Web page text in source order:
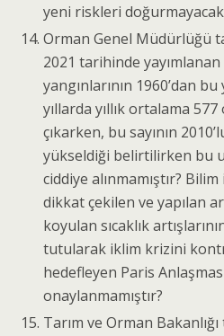
yeni riskleri doğurmayacak
Orman Genel Müdürlüğü
2021 tarihinde
yangınlarının 1960’dan bu
yıllarda yıllık ortalama 577
çıkarken, bu sayının
yükseldiği belirtilirken bu
ciddiye alınmamıştır?
dikkat çekilen ve yapılan
koyulan sıcaklık
tutularak iklim krizini
hedefleyen Paris
onaylanmamıştır?
Tarım ve Orman